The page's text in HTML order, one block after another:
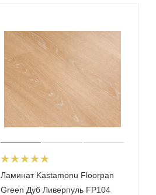
Ламинат Kastamonu Floorpan
Green Дуб Ливерпуль FP104